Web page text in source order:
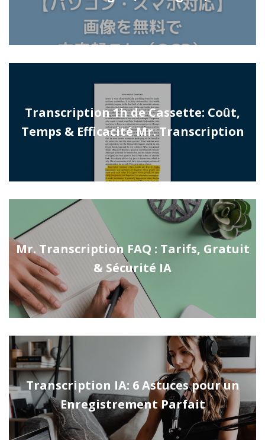
Transcription 1h de Cassette: Coût,
Temps & Efficacité Mr. Transcription
Mr. Transcription FAQ : Tarifs, Gratuit
& Sécurité IA
Transcription IA: 6 Astuces pour un
Enregistrement Parfait